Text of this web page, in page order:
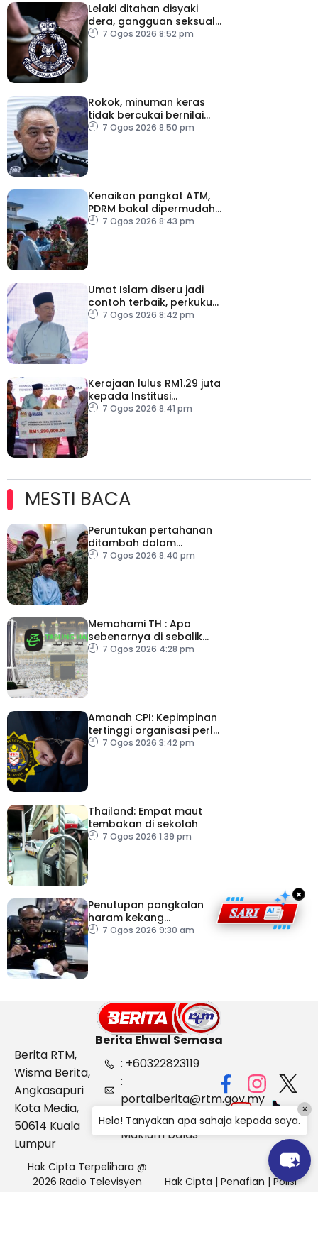
Lelaki ditahan disyaki
dera, gangguan seksual
dua anak kandung
7 Ogos 2026 8:52 pm
Rokok, minuman keras
tidak bercukai bernilai
lebih RM64,000 dirampas
7 Ogos 2026 8:50 pm
Kenaikan pangkat ATM,
PDRM bakal dipermudah,
dipercepat
7 Ogos 2026 8:43 pm
Umat Islam diseru jadi
contoh terbaik, perkukuh
keharmonian
7 Ogos 2026 8:42 pm
Kerajaan lulus RM1.29 juta
kepada Institusi
Pendidikan Islam Melaka
7 Ogos 2026 8:41 pm
MESTI BACA
Peruntukan pertahanan
ditambah dalam
Belanjawan 2027
7 Ogos 2026 8:40 pm
Memahami TH : Apa
sebenarnya di sebalik
angka
7 Ogos 2026 4:28 pm
Amanah CPI: Kepimpinan
tertinggi organisasi perlu
pacu reformasi radikal
7 Ogos 2026 3:42 pm
Thailand: Empat maut
tembakan di sekolah
7 Ogos 2026 1:39 pm
Penutupan pangkalan
haram kekang
penyeludupan di
7 Ogos 2026 9:30 am
×
Berita Ehwal Semasa
Berita RTM,
Wisma Berita,
Angkasapuri
Kota Media,
50614 Kuala
Lumpur
: +60322823119
:
portalberita@rtm.gov.my
: Aduan &
Maklum balas
Hak Cipta Terpelihara @
2026 Radio Televisyen
Hak Cipta | Penafian | Polisi
Helo! Tanyakan apa sahaja kepada saya.
×